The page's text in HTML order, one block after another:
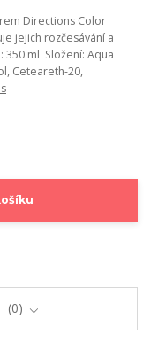
Directions Color
jejich rozčesávání a
350 ml Složení: Aqua
Ceteareth-20,
0